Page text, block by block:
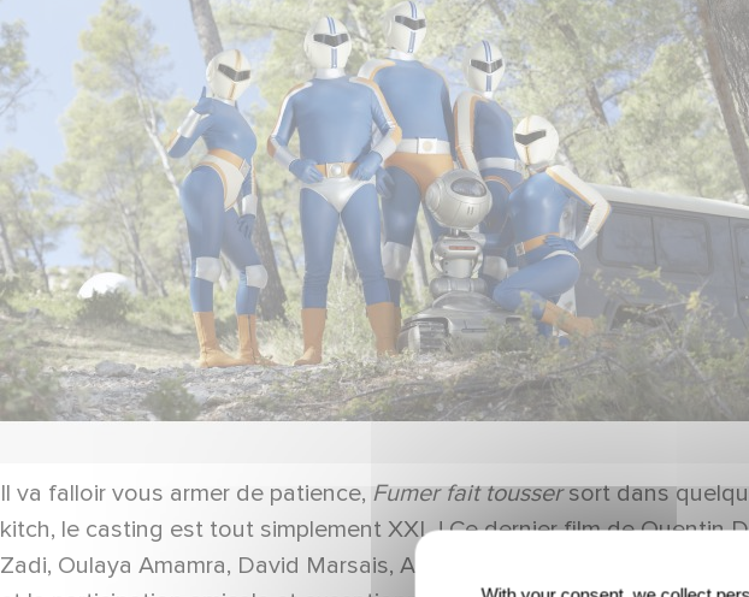
Il va falloir vous armer de patience, Fumer fait toussersort dans
kitch, le casting est tout simplement XXL ! Ce dernier film de Quentin
Zadi, Oulaya Amamra, David Marsais, Adèle Exarchopoulos, Grégoire